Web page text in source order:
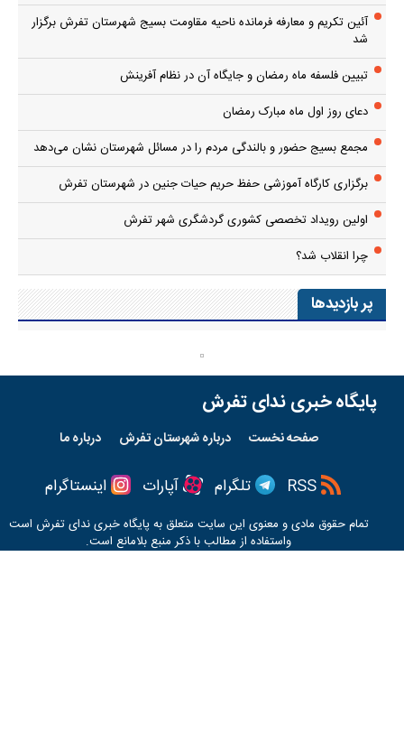
آئین تکریم و معارفه فرمانده ناحیه مقاومت بسیج شهرستان تفرش برگزار
شد
تبیین فلسفه ماه رمضان و جایگاه آن در نظام آفرینش
دعای روز اول ماه مبارک رمضان
مجمع بسیج حضور و بالندگی مردم را در مسائل شهرستان نشان می‌دهد
برگزاری کارگاه آموزشی حفظ حریم حیات جنین در شهرستان تفرش
اولین رویداد تخصصی کشوری گردشگری شهر تفرش
چرا انقلاب شد؟
پر بازدیدها
پایگاه خبری ندای تفرش
صفحه نخست درباره شهرستان تفرش درباره ما
تلگرام آپارات اینستاگرام
تمام حقوق مادی و معنوی این سایت متعلق به پایگاه خبریندای تفرش است
واستفاده از مطالب با ذکر منبع بلامانع است.